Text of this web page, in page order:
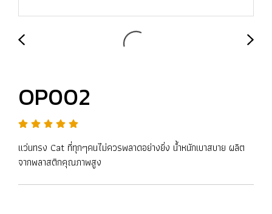
OP002
แว่นทรง Cat ที่ทุกๆคนไม่ควรพลาดอย่างยิ่ง น้ำหนักเบาสบาย ผลิต
จากพลาสติกคุณภาพสูง